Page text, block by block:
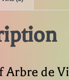
Arbre de